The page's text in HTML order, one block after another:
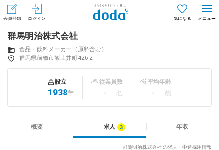
会員登録 ログイン 気になる
会員登録（無料）
はじめてdodaをご利用される方へ
求人を紹介してもらう
群馬明治株式会社
食品・飲料メーカー（原料含む）
群馬県前橋市飯土井町426-2
設立
1938年
従業員数
- 名
平均年齢
- 歳
概要 求人 年収
群馬明治株式会社 の求人・中途採用情報